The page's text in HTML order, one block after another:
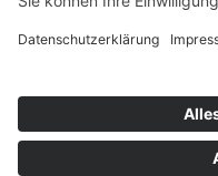
Salzburg und
Datenschutzerklärung